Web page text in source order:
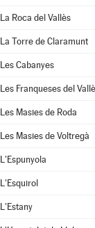
La Roca del Vallès
La Torre de Claramunt
Les Cabanyes
Les Franqueses del
Les Masies de Roda
Les Masies de Voltregà
L'Espunyola
L'Esquirol
L'Estany